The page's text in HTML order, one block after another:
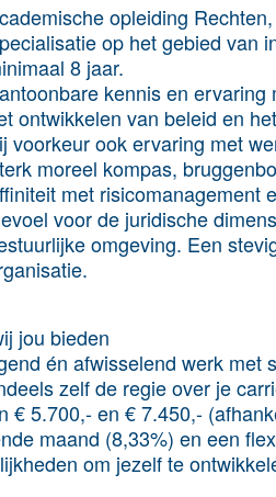
opleiding
op het gebied van
8 jaar.
kennis en
ontwikkelen van beleid en
voorkeur ook ervaring met
moreel kompas,
met risicomanagement
voor de juridische
omgeving. Een
jou bieden
én afwisselend werk met
zelf de regie over je
€ 5.700,- en € 7.450,-
maand (8,33%) en een
om jezelf te